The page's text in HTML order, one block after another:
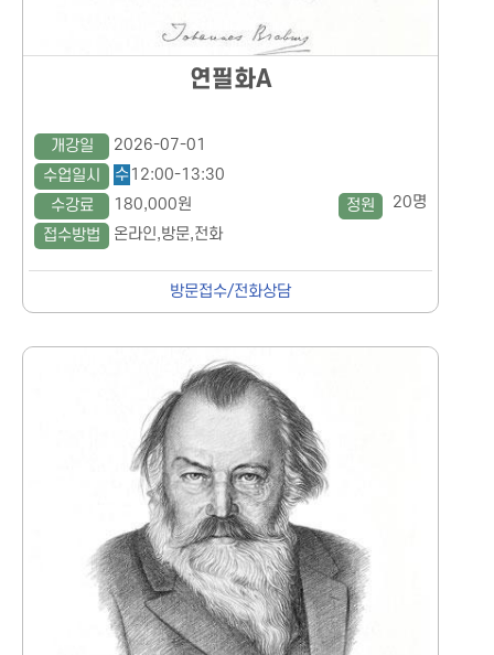
방문접수/전화상담
연필화A
개강일
2026-07-01
수업일시
수12:00-13:30
수강료
180,000원 정원
20명
접수방법
온라인,방문,전화